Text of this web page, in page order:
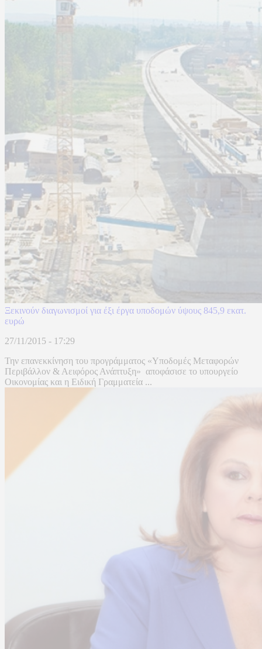
Ξεκινούν διαγωνισμοί για έξι έργα υποδομών ύψους 845,9 εκατ.
ευρώ
27/11/2015 - 17:29
Την επανεκκίνηση του προγράμματος «Υποδομές Μεταφορών
Περιβάλλον & Αειφόρος Ανάπτυξη» αποφάσισε το υπουργείο
Οικονομίας και η Ειδική Γραμματεία ...